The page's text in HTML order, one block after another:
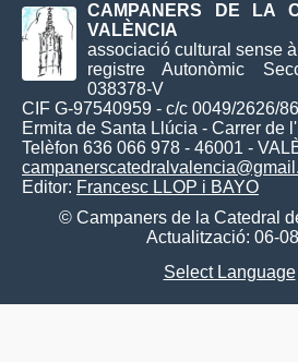
CAMPANERS DE LA
VALÈNCIA
associació cultural sense
registre Autonòmic
038378-V
CIF G-97540959 - c/c 0049/2626/
Ermita de Santa Llúcia - Carrer de
Telèfon 636 066 978 - 46001 -
Editor: Francesc LLOP i BAYO
© Campaners de la Catedral
Actualització: 06-
Select Language